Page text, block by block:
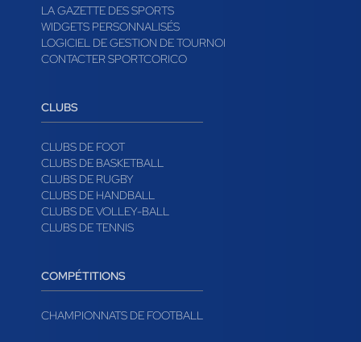
LA GAZETTE DES SPORTS
WIDGETS PERSONNALISÉS
LOGICIEL DE GESTION DE TOURNOI
CONTACTER SPORTCORICO
CLUBS
CLUBS DE FOOT
CLUBS DE BASKETBALL
CLUBS DE RUGBY
CLUBS DE HANDBALL
CLUBS DE VOLLEY-BALL
CLUBS DE TENNIS
COMPÉTITIONS
CHAMPIONNATS DE FOOTBALL